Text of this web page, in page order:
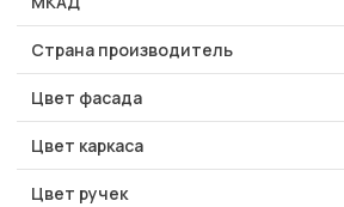
Страна производитель
Цвет фасада
Цвет каркаса
Цвет ручек